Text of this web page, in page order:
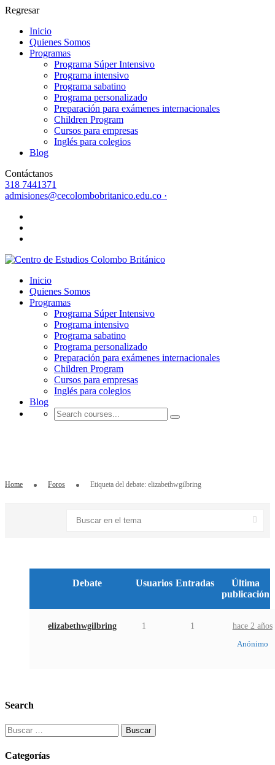
Regresar
Inicio
Quienes Somos
Programas
Programa Súper Intensivo
Programa intensivo
Programa sabatino
Programa personalizado
Preparación para exámenes internacionales
Children Program
Cursos para empresas
Inglés para colegios
Blog
Contáctanos
318 7441371
admisiones@cecolombobritanico.edu.co ·
Inicio
Quienes Somos
Programas
Programa Súper Intensivo
Programa intensivo
Programa sabatino
Programa personalizado
Preparación para exámenes internacionales
Children Program
Cursos para empresas
Inglés para colegios
Blog
Home Foros Etiqueta del debate: elizabethwgilbring
Debate Usuarios Entradas
Última
publicación
elizabethwgilbring 1 1
hace 2 años
Anónimo
Search
Buscar:
Categorías